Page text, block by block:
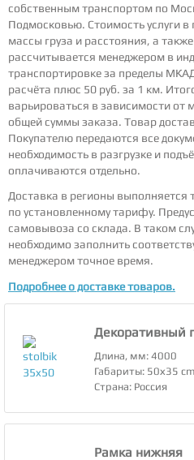
собственным транспортом по
Подмосковью. Стоимость услуги
массы груза и расстояния, а
рассчитывается менеджером в
транспортировке за пределы
расчёта плюс 50 руб. за 1 км.
варьироваться в зависимости от
общей суммы заказа. Товар
Покупателю передаются все
необходимость в разгрузке и
оплачиваются отдельно.
Доставка в регионы
по установленному тарифу.
самовывоза со склада. В таком
необходимо заполнить
менеджером точное время.
Подробнее о доставке товаров.
Декоративный
Длина, мм: 4000
Габариты: 50х35 cm
Страна: Россия
Рамка нижняя